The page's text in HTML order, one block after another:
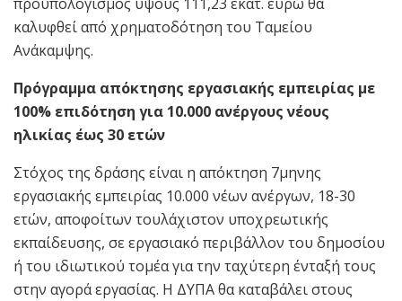
καλυφθεί από χρηματοδότηση του Ταμείου
Ανάκαμψης.
Πρόγραμμα απόκτησης εργασιακής εμπειρίας με
100% επιδότηση για 10.000 ανέργους νέους
ηλικίας έως 30 ετών
Στόχος της δράσης είναι η απόκτηση 7μηνης
εργασιακής εμπειρίας 10.000 νέων ανέργων, 18-30
ετών, αποφοίτων τουλάχιστον υποχρεωτικής
εκπαίδευσης, σε εργασιακό περιβάλλον του δημοσίου
ή του ιδιωτικού τομέα για την ταχύτερη ένταξή τους
στην αγορά εργασίας. Η ΔΥΠΑ θα καταβάλει στους